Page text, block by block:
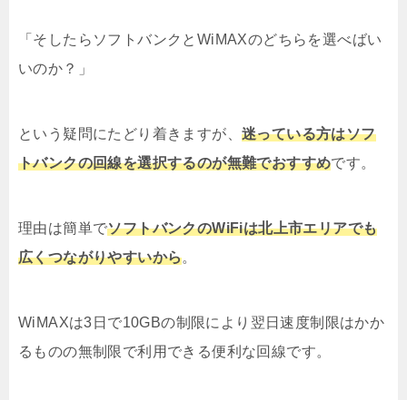
「そしたらソフトバンクとWiMAXのどちらを選べばい
いのか？」
という疑問にたどり着きますが、 迷っている方はソフ
トバンクの回線を選択するのが無難でおすすめです。
理由は簡単でソフトバンクのWiFiは北上市エリアでも
広くつながりやすいから。
WiMAXは3日で10GBの制限により翌日速度制限はかか
るものの無制限で利用できる便利な回線です。